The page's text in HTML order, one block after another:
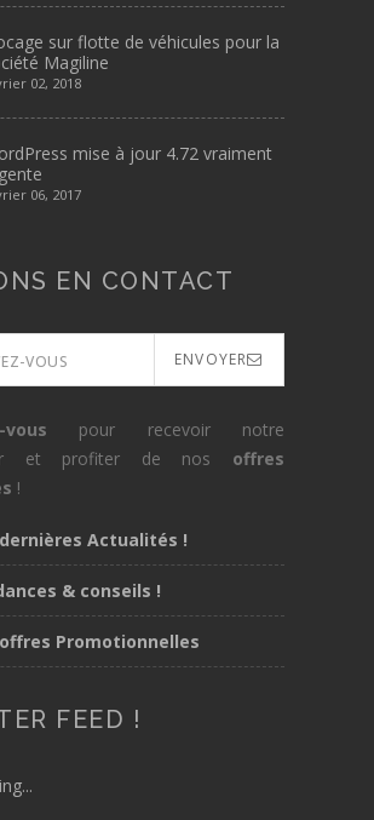
sur flotte de véhicules pour la
Magiline
02, 2018
mise à jour 4.72 vraiment
06, 2017
EN CONTACT
ENVOYER
vous pour recevoir notre
et profiter de nos offres
!
Actualités !
& conseils !
Promotionnelles
FEED !